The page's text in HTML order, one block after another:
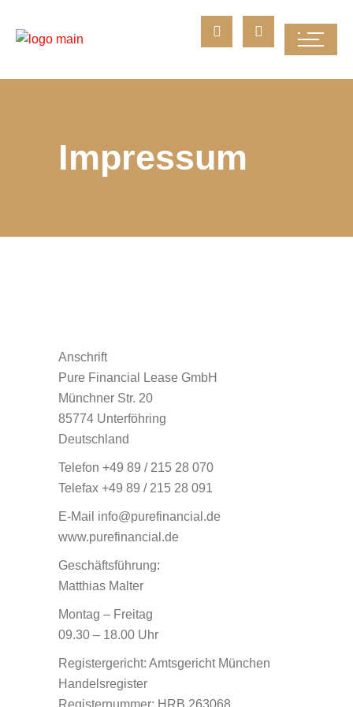
Impressum
Anschrift
Pure Financial Lease GmbH
Münchner Str. 20
85774 Unterföhring
Deutschland
Telefon +49 89 / 215 28 070
Telefax +49 89 / 215 28 091
E-Mail info@purefinancial.de
www.purefinancial.de
Geschäftsführung:
Matthias Malter
Montag – Freitag
09.30 – 18.00 Uhr
Registergericht: Amtsgericht München
Handelsregister
Registernummer: HRB 263068